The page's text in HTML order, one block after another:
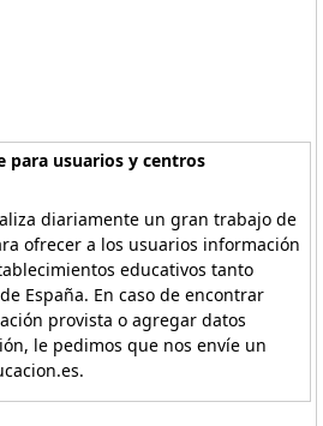
usuarios y centros
diariamente un gran trabajo de
ofrecer a los usuarios información
educativos tanto
España. En caso de encontrar
provista o agregar datos
le pedimos que nos envíe un